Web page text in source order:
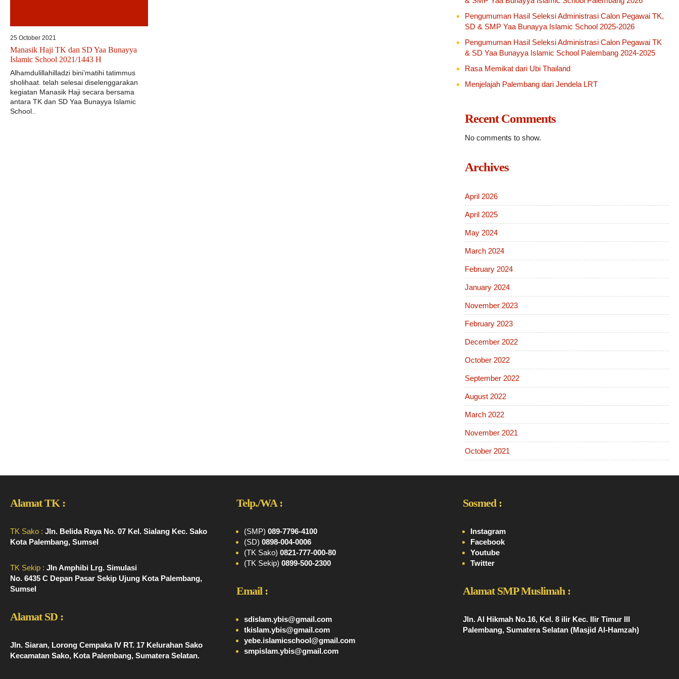
25 October 2021
Manasik Haji TK dan SD Yaa Bunayya
Islamic School 2021/1443 H
Alhamdulillahilladzi bini’matihi tatimmus
sholihaat. telah selesai diselenggarakan
kegiatan Manasik Haji secara bersama
antara TK dan SD Yaa Bunayya Islamic
School..
Pengumuman Hasil Seleksi Administrasi Calon Pegawai TK,
SD & SMP Yaa Bunayya Islamic School 2025-2026
Pengumuman Hasil Seleksi Administrasi Calon Pegawai TK
& SD Yaa Bunayya Islamic School Palembang 2024-2025
Rasa Memikat dari Ubi Thailand
Menjelajah Palembang dari Jendela LRT
Recent Comments
No comments to show.
Archives
April 2026
April 2025
May 2024
March 2024
February 2024
January 2024
November 2023
February 2023
December 2022
October 2022
September 2022
August 2022
March 2022
November 2021
October 2021
Alamat TK :
TK Sako : Jln. Belida Raya No. 07 Kel. Sialang Kec. Sako
Kota Palembang, Sumsel
TK Sekip : Jln Amphibi Lrg. Simulasi
No. 6435 C Depan Pasar Sekip Ujung Kota Palembang,
Sumsel
Alamat SD :
Jln. Siaran, Lorong Cempaka IV RT. 17 Kelurahan Sako
Kecamatan Sako, Kota Palembang, Sumatera Selatan.
Telp./WA :
(SMP) 089-7796-4100
(SD) 0898-004-0006
(TK Sako) 0821-777-000-80
(TK Sekip) 0899-500-2300
Email :
sdislam.ybis@gmail.com
tkislam.ybis@gmail.com
yebe.islamicschool@gmail.com
smpislam.ybis@gmail.com
Sosmed :
Instagram
Facebook
Youtube
Twitter
Alamat SMP Muslimah :
Jln. Al Hikmah No.16, Kel. 8 ilir Kec. Ilir Timur III
Palembang, Sumatera Selatan (Masjid Al-Hamzah)